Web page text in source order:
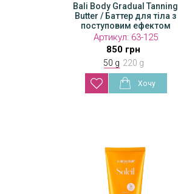
Bali Body Gradual Tanning
Butter / Баттер для тіла з
поступовим ефектом
засмаги
Артикул: 63-125
850 грн
50 g 220 g